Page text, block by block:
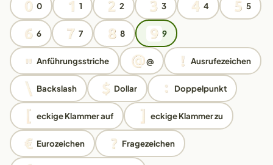
0 1 2 3 4 5
6 7 8 9
Anführungsstriche @ Ausrufezeichen
Backslash Dollar Doppelpunkt
eckige Klammer auf eckige Klammer zu
Eurozeichen Fragezeichen